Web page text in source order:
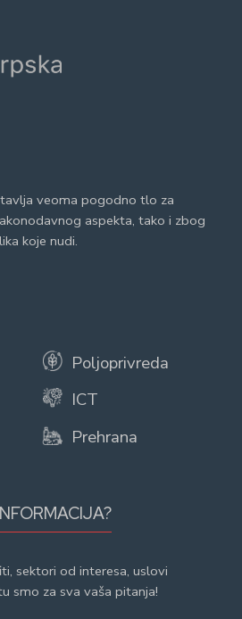
veoma pogodno tlo za
aspekta, tako i zbog
koje nudi.
Poljoprivreda
ICT
Prehrana
sektori od interesa, uslovi
smo za sva vaša pitanja!